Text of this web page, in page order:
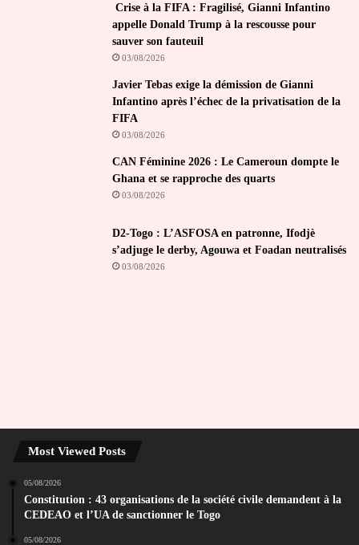
Crise à la FIFA : Fragilisé, Gianni Infantino
appelle Donald Trump à la rescousse pour
sauver son fauteuil
03/08/2026
Javier Tebas exige la démission de Gianni
Infantino après l’échec de la privatisation de la
FIFA
03/08/2026
CAN Féminine 2026 : Le Cameroun dompte le
Ghana et se rapproche des quarts
03/08/2026
D2-Togo : L’ASFOSA en patronne, Ifodjè
s’adjuge le derby, Agouwa et Foadan neutralisés
03/08/2026
Most Viewed Posts
05/08/2026
Constitution : 43 organisations de la société civile demandent à la
CEDEAO et l’UA de sanctionner le Togo
05/08/2026